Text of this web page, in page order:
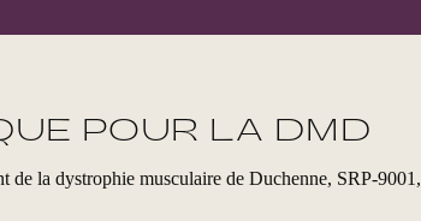
POUR LA DMD
de la dystrophie musculaire de Duchenne, SRP-9001,